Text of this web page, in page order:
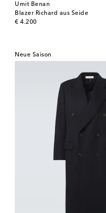
Umit Benan
Blazer Richard aus Seide
€ 4.200
original price
Neue Saison